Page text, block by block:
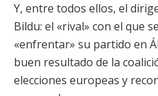
Y, entre todos ellos, el
Bildu: el «rival» con el que
«enfrentar» su partido en
buen resultado de la
elecciones europeas y